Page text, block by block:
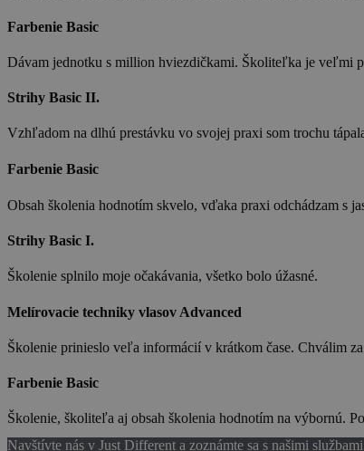
Farbenie Basic
Dávam jednotku s million hviezdičkami. Školiteľka je veľmi
Strihy Basic II.
Vzhľadom na dlhú prestávku vo svojej praxi som trochu
Farbenie Basic
Obsah školenia hodnotím skvelo, vďaka praxi odchádzam s
Strihy Basic I.
Školenie splnilo moje očakávania, všetko bolo úžasné.
Melírovacie techniky vlasov Advanced
Školenie prinieslo veľa informácií v krátkom čase. Chválim
Farbenie Basic
Školenie, školiteľa aj obsah školenia hodnotím na výbornú.
Navštívte nás v Just Different a zoznámte sa s našimi